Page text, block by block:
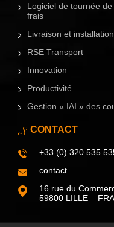
Logiciel de tournée
frais
Livraison et
RSE Transport
Innovation
Productivité
Gestion « IAI » des
CONTACT
+33 (0) 320 535
contact
16 rue du
59800 LILLE –